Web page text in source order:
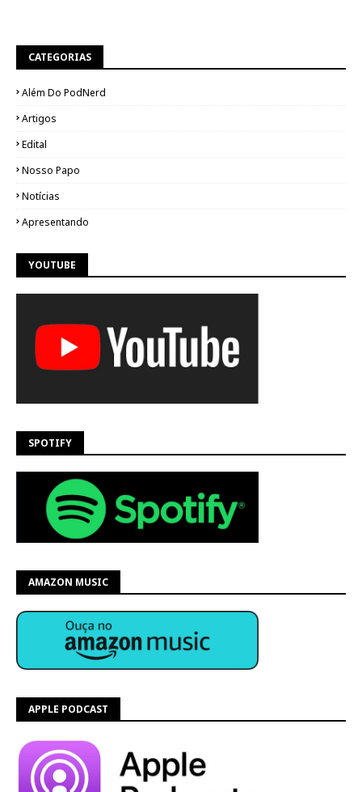
CATEGORIAS
Além Do PodNerd
Artigos
Edital
Nosso Papo
Notícias
Apresentando
YOUTUBE
SPOTIFY
AMAZON MUSIC
APPLE PODCAST